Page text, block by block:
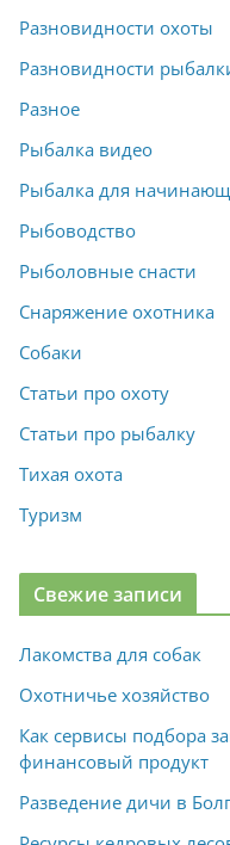
Разновидности охоты
Разновидности
Разное
Рыбалка видео
Рыбалка для
Рыбоводство
Рыболовные снасти
Снаряжение охотника
Собаки
Статьи про охоту
Статьи про рыбалку
Тихая охота
Туризм
Свежие записи
Лакомства для собак
Охотничье хозяйство
Как сервисы подбора
финансовый продукт
Разведение дичи в